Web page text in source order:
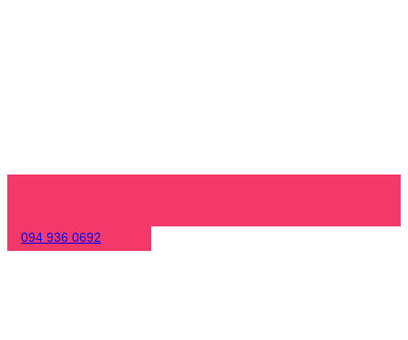
094 936 0692